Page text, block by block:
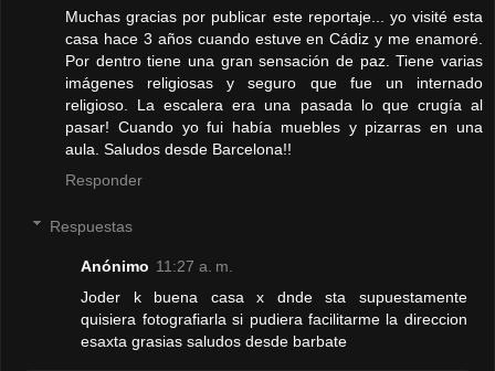
Muchas gracias por publicar este reportaje... yo visité esta
casa hace 3 años cuando estuve en Cádiz y me enamoré.
Por dentro tiene una gran sensación de paz. Tiene varias
imágenes religiosas y seguro que fue un internado
religioso. La escalera era una pasada lo que crugía al
pasar! Cuando yo fui había muebles y pizarras en una
aula. Saludos desde Barcelona!!
Responder
Respuestas
Anónimo 11:27 a. m.
Joder k buena casa x dnde sta supuestamente
quisiera fotografiarla si pudiera facilitarme la direccion
esaxta grasias saludos desde barbate